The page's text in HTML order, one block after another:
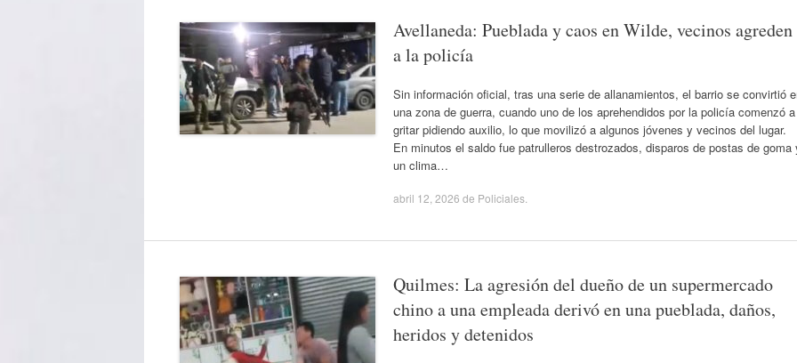
Avellaneda: Pueblada y caos en Wilde, vecinos agreden
a la policía
Sin información oficial, tras una serie de allanamientos, el barrio se convirtió
una zona de guerra, cuando uno de los aprehendidos por la policía comenzó a
gritar pidiendo auxilio, lo que movilizó a algunos jóvenes y vecinos del lugar.
En minutos el saldo fue patrulleros destrozados, disparos de postas de goma
un clima…
abril 12, 2026 de Policiales
Quilmes: La agresión del dueño de un supermercado
chino a una empleada derivó en una pueblada, daños,
heridos y detenidos